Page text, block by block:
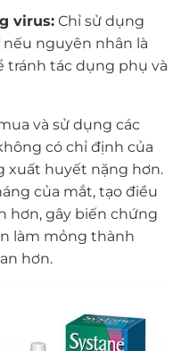
virus:Chỉ sử dụng
nếu nguyên nhân là
tránh tác dụng phụ và
và sử dụng các
có chỉ định của
xuất huyết nặng hơn.
của mắt, tạo điều
hơn, gây biến chứng
làm mỏng thành
hơn.